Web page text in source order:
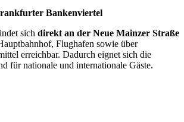
Bankenviertel
sich direkt an der Neue Mainzer Straße
Flughafen sowie über
erreichbar. Dadurch eignet sich die
für nationale und internationale Gäste.